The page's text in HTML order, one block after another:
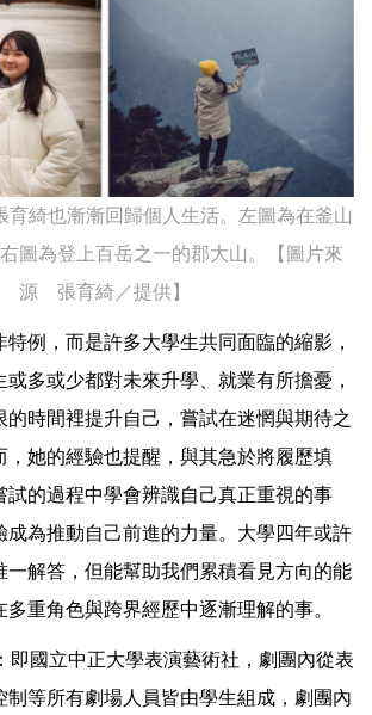
育綺也漸漸回歸個人生活。左圖為在釜山
圖為登上百岳之一的郡大山。【圖片來
源 張育綺／提供】
例，而是許多大學生共同面臨的縮影，
多或少都對未來升學、就業有所擔憂，
的時間裡提升自己，嘗試在迷惘與期待之
，她的經驗也提醒，與其急於將履歷填
試的過程中學會辨識自己真正重視的事
成為推動自己前進的力量。大學四年或許
一解答，但能幫助我們累積看見方向的能
重角色與跨界經歷中逐漸理解的事。
即國立中正大學表演藝術社，劇團內從表
制等所有劇場人員皆由學生組成，劇團內